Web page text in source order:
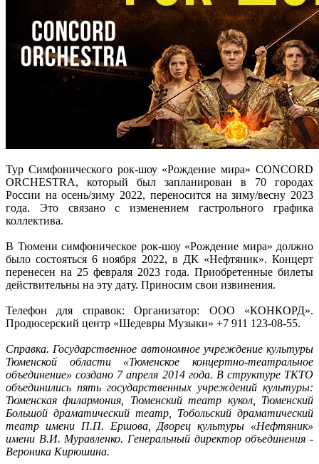
Тур Симфонического рок-шоу «Рождение мира» CONCORD
ORCHESTRA, который был запланирован в 70 городах
России на осень/зиму 2022, переносится на зиму/весну 2023
года. Это связано с изменением гастрольного графика
коллектива.
В Тюмени симфоническое рок-шоу «Рождение мира» должно
было состояться 6 ноября 2022, в ДК «Нефтяник». Концерт
перенесен на 25 февраля 2023 года. Приобретенные билеты
действительны на эту дату. Приносим свои извинения.
Телефон для справок: Организатор: ООО «КОНКОРД».
Продюсерский центр «Шедевры Музыки» +7 911 123-08-55.
Справка. Государственное автономное учреждение культуры
Тюменской области «Тюменское концертно-театральное
объединение» создано 7 апреля 2014 года. В структуре ТКТО
объединились пять государственных учреждений культуры:
Тюменская филармония, Тюменский театр кукол, Тюменский
Большой драматический театр, Тобольский драматический
театр имени П.П. Ершова, Дворец культуры «Нефтяник»
имени В.И. Муравленко. Генеральный директор объединения -
Вероника Кирюшина.